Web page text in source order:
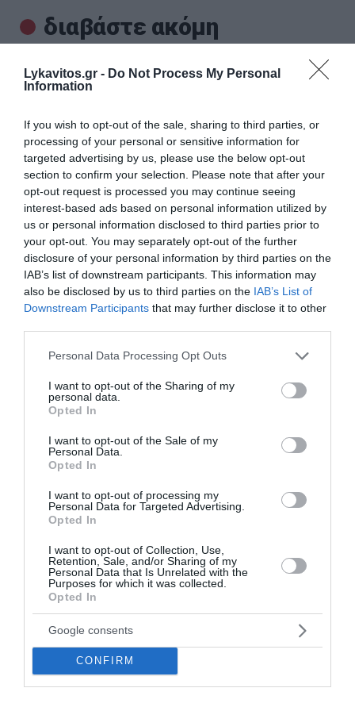
Lykavitos.gr - Do Not Process My Personal
Information
If you wish to opt-out of the sale, sharing to third parties, or
processing of your personal or sensitive information for
targeted advertising by us, please use the below opt-out
section to confirm your selection. Please note that after your
opt-out request is processed you may continue seeing
interest-based ads based on personal information utilized by
us or personal information disclosed to third parties prior to
your opt-out. You may separately opt-out of the further
disclosure of your personal information by third parties on the
IAB’s list of downstream participants. This information may
also be disclosed by us to third parties on the IAB’s List of
Downstream Participants that may further disclose it to other
Please note that this website/app uses one or more Google
not limited to your visit or usage behaviour. You may click to
grant or deny consent to Google and its third-party tags to
use your data for below specified purposes in below Google
consent section.
Personal Data Processing Opt Outs
I want to opt-out of the Sharing of my
personal data.
Opted In
I want to opt-out of the Sale of my
Personal Data.
Opted In
I want to opt-out of processing my
Personal Data for Targeted Advertising.
Opted In
I want to opt-out of Collection, Use,
Retention, Sale, and/or Sharing of my
Personal Data that Is Unrelated with the
Purposes for which it was collected.
Opted In
Google consents
CONFIRM
διαβάστε ακόμη
«Τουρισμός για Όλους»: Ξεκίνησαν οι αιτήσεις
με βάση τον ΑΦΜ – Οι ημερομηνίες
«Τουρισμός για Όλους 2026-2027». Οι αιτήσεις για το
Τουρισμός για Όλους Οι αιτήσεις μπορούν να
υποβληθούν σταδιακά, με βάση...
05 Αυγούστου 2026